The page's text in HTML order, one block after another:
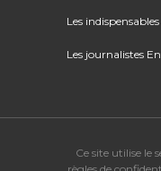
Les indispensables
Les journalistes
Ce site utilise le